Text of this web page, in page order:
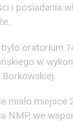
i posiadania
oratorium
w
miało
NMP, we